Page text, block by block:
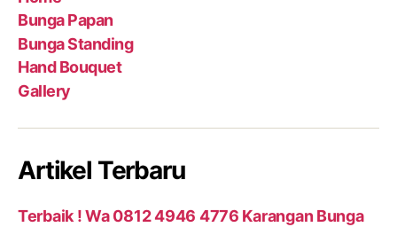
Bunga Papan
Bunga Standing
Hand Bouquet
Gallery
Artikel Terbaru
Terbaik ! Wa 0812 4946 4776 Karangan Bunga